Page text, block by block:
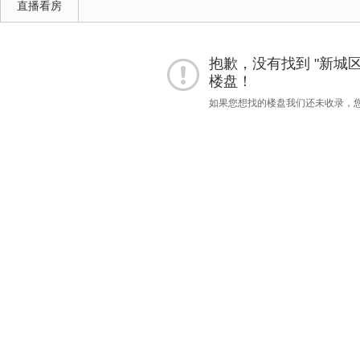
直播看房
抱歉，没有找到 "新城
楼盘！
如果您想找的楼盘我们还未收录，